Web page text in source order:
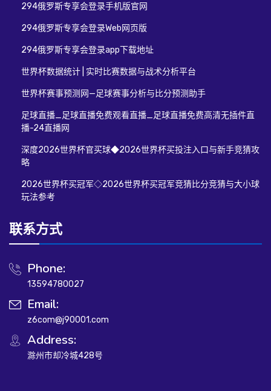
294俄罗斯专享会登录手机版官网
294俄罗斯专享会登录Web网页版
294俄罗斯专享会登录app下载地址
世界杯数据统计 | 实时比赛数据与战术分析平台
世界杯赛事预测网—足球赛事分析与比分预测助手
足球直播_足球直播免费观看直播_足球直播免费高清无插件直
播-24直播网
深度2026世界杯官买球◆2026世界杯买投注入口与新手竞猜攻
略
2026世界杯买冠军◇2026世界杯买冠军竞猜比分竞猜与大小球
玩法参考
联系方式
Phone:
13594780027
Email:
z6com@j90001.com
Address:
滁州市却冷城428号